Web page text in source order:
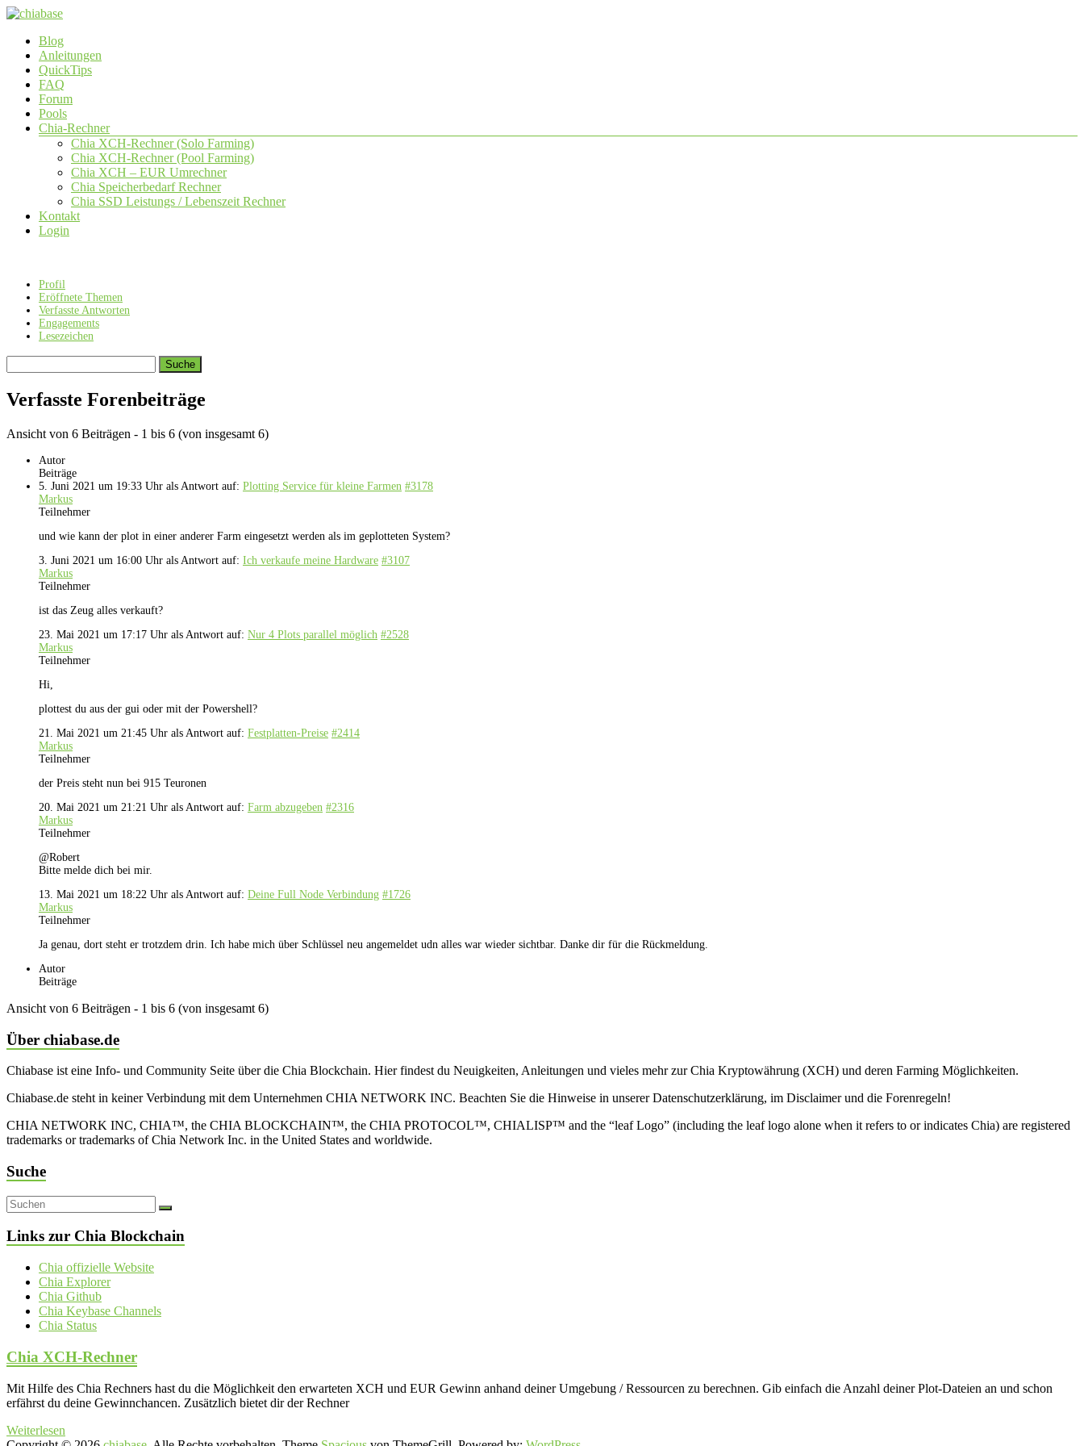
Zum
springen
chiabase
CHIA
Info-
Community
Seite
Menü
Blog
Anleitungen
QuickTips
FAQ
Forum
Pools
Chia-Rechner
Chia XCH-Rechner (Solo Farming)
Chia XCH-Rechner (Pool Farming)
Chia XCH – EUR Umrechner
Chia Speicherbedarf Rechner
Chia SSD Leistungs / Lebenszeit Rechner
Kontakt
Login
Profil
Eröffnete Themen
Verfasste Antworten
Engagements
Lesezeichen
replies:
Verfasste Forenbeiträge
Ansicht von 6 Beiträgen - 1 bis 6 (von insgesamt 6)
Autor
Beiträge
5. Juni 2021 um 19:33 Uhr als Antwort auf: Plotting Service für kleine Farmen #3178
Markus
Teilnehmer
und wie kann der plot in einer anderer Farm eingesetzt werden als im geplotteten System?
3. Juni 2021 um 16:00 Uhr als Antwort auf: Ich verkaufe meine Hardware #3107
Markus
Teilnehmer
ist das Zeug alles verkauft?
23. Mai 2021 um 17:17 Uhr als Antwort auf: Nur 4 Plots parallel möglich #2528
Markus
Teilnehmer
Hi,
plottest du aus der gui oder mit der Powershell?
21. Mai 2021 um 21:45 Uhr als Antwort auf: Festplatten-Preise #2414
Markus
Teilnehmer
der Preis steht nun bei 915 Teuronen
20. Mai 2021 um 21:21 Uhr als Antwort auf: Farm abzugeben #2316
Markus
Teilnehmer
@Robert
Bitte melde dich bei mir.
13. Mai 2021 um 18:22 Uhr als Antwort auf: Deine Full Node Verbindung #1726
Markus
Teilnehmer
Ja genau, dort steht er trotzdem drin. Ich habe mich über Schlüssel neu angemeldet udn alles war wieder sichtbar. Danke dir für die Rückmeldung.
Autor
Beiträge
Ansicht von 6 Beiträgen - 1 bis 6 (von insgesamt 6)
Über chiabase.de
Chiabase ist eine Info- und Community Seite über die Chia Blockchain. Hier findest du Neuigkeiten, Anleitungen und vieles mehr zur Chia Kryptowährung (XCH) und deren Farming Möglichkeiten.
Chiabase.de steht in keiner Verbindung mit dem Unternehmen CHIA NETWORK INC. Beachten Sie die Hinweise in unserer Datenschutzerklärung, im Disclaimer und die Forenregeln!
CHIA NETWORK INC, CHIA™, the CHIA BLOCKCHAIN™, the CHIA PROTOCOL™, CHIALISP™ and the “leaf Logo” (including the leaf logo alone when it refers to or indicates Chia) are registered
trademarks or trademarks of Chia Network Inc. in the United States and worldwide.
Suche
Links zur Chia Blockchain
Chia offizielle Website
Chia Explorer
Chia Github
Chia Keybase Channels
Chia Status
Chia XCH-Rechner
Mit Hilfe des Chia Rechners hast du die Möglichkeit den erwarteten XCH und EUR Gewinn anhand deiner Umgebung / Ressourcen zu berechnen. Gib einfach die Anzahl deiner Plot-Dateien an und schon
erfährst du deine Gewinnchancen. Zusätzlich bietet dir der Rechner
Weiterlesen